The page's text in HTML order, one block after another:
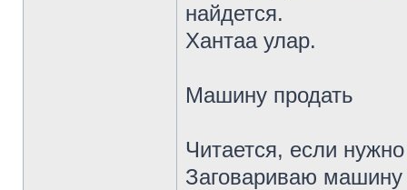
найдется.
Хантаа улар.
Машину продать
Читается, если
Заговариваю машину